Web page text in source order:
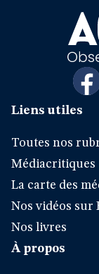
Liens utiles
Toutes nos
Médiacritiques
La carte des
Nos vidéos sur
Nos livres
À propos